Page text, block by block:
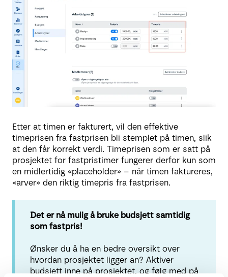
Etter at timen er fakturert, vil den effektive
timeprisen fra fastprisen bli stemplet på timen, slik
at den får korrekt verdi. Timeprisen som er satt på
prosjektet for fastpristimer fungerer derfor kun som
en midlertidig «placeholder» – når timen faktureres,
«arver» den riktig timepris fra fastprisen.
Det er nå mulig å bruke budsjett samtidig
som fastpris!
Ønsker du å ha en bedre oversikt over
hvordan prosjektet ligger an? Aktiver
budsjett inne på prosjektet, og følg med på